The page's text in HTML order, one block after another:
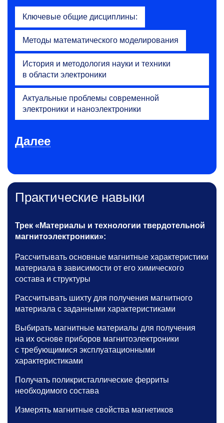
Ключевые общие дисциплины:
Методы математического моделирования
История и методология науки и техники
в области электроники
Актуальные проблемы современной
электроники и наноэлектроники
Далее
Практические навыки
Трек «Материалы и технологии твердотельной
магнитоэлектроники»:
Рассчитывать основные магнитные характеристики
материала в зависимости от его химического
состава и структуры
Рассчитывать шихту для получения магнитного
материала с заданными характеристиками
Выбирать магнитные материалы для получения
на их основе приборов магнитоэлектроники
с требующимися эксплуатационными
характеристиками
Получать поликристаллические ферриты
необходимого состава
Измерять магнитные свойства магнетиков